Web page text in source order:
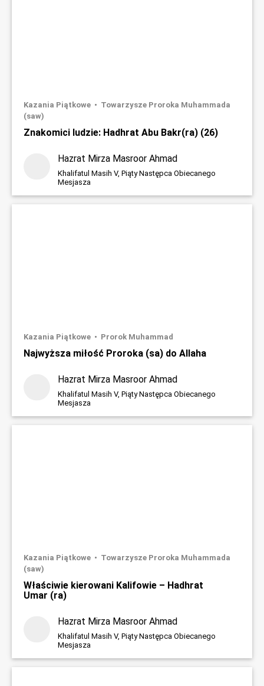
Kazania Piątkowe
Towarzysze Proroka Muhammada
(saw)
Znakomici ludzie: Hadhrat Abu Bakr(ra) (26)
Hazrat Mirza Masroor Ahmad
Khalifatul Masih V, Piąty Następca Obiecanego
Mesjasza
Kazania Piątkowe Prorok Muhammad
Najwyższa miłość Proroka (sa) do Allaha
Hazrat Mirza Masroor Ahmad
Khalifatul Masih V, Piąty Następca Obiecanego
Mesjasza
Kazania Piątkowe
Towarzysze Proroka Muhammada
(saw)
Właściwie kierowani Kalifowie – Hadhrat
Umar (ra)
Hazrat Mirza Masroor Ahmad
Khalifatul Masih V, Piąty Następca Obiecanego
Mesjasza